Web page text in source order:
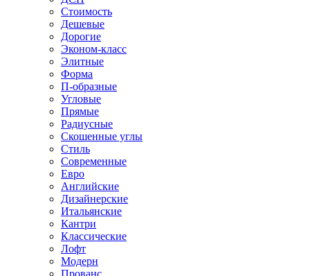
Стоимость
Дешевые
Дорогие
Эконом-класс
Элитные
Форма
П-образные
Угловые
Прямые
Радиусные
Скошенные углы
Стиль
Современные
Евро
Английские
Дизайнерские
Итальянские
Кантри
Классические
Лофт
Модерн
Прованс